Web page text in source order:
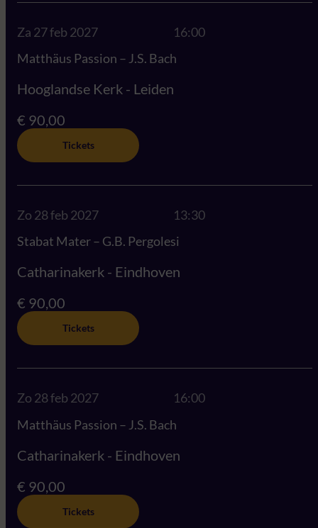
Za 27 feb 2027
16:00
Matthäus Passion – J.S. Bach
Hooglandse Kerk - Leiden
€ 90,00
Tickets
Zo 28 feb 2027
13:30
Stabat Mater – G.B. Pergolesi
Catharinakerk - Eindhoven
€ 90,00
Tickets
Zo 28 feb 2027
16:00
Matthäus Passion – J.S. Bach
Catharinakerk - Eindhoven
€ 90,00
Tickets